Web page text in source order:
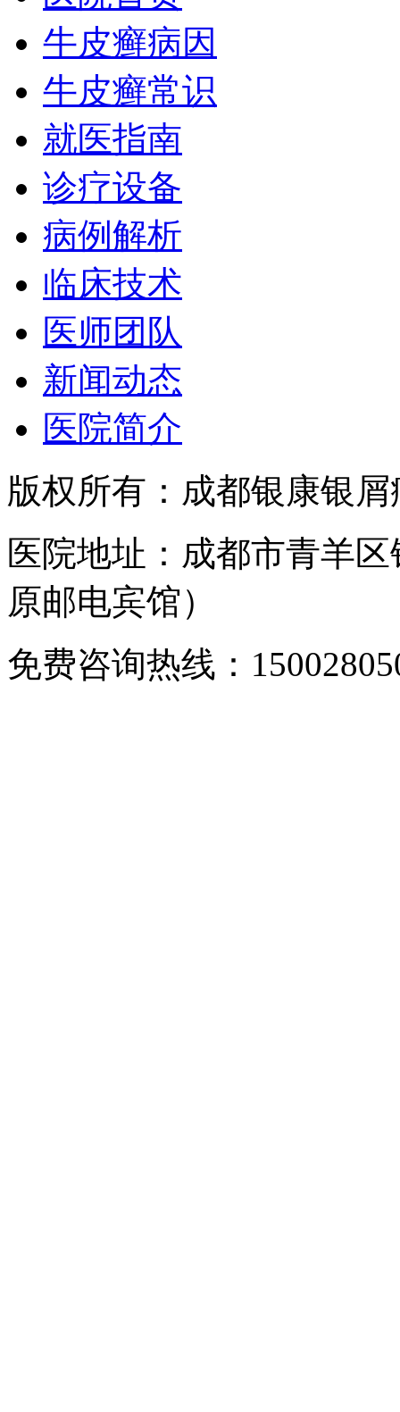
牛皮癣病因
牛皮癣常识
就医指南
诊疗设备
病例解析
临床技术
医师团队
新闻动态
医院简介
版权所有：成都银康银
医院地址：成都市青羊
原邮电宾馆）
免费咨询热线：